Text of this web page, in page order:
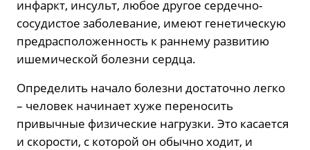
инфаркт, инсульт, любое другое сердечно-
сосудистое заболевание, имеют генетическую
предрасположенность к раннему развитию
ишемической болезни сердца.
Определить начало болезни достаточно легко
– человек начинает хуже переносить
привычные физические нагрузки. Это касается
и скорости, с которой он обычно ходит, и